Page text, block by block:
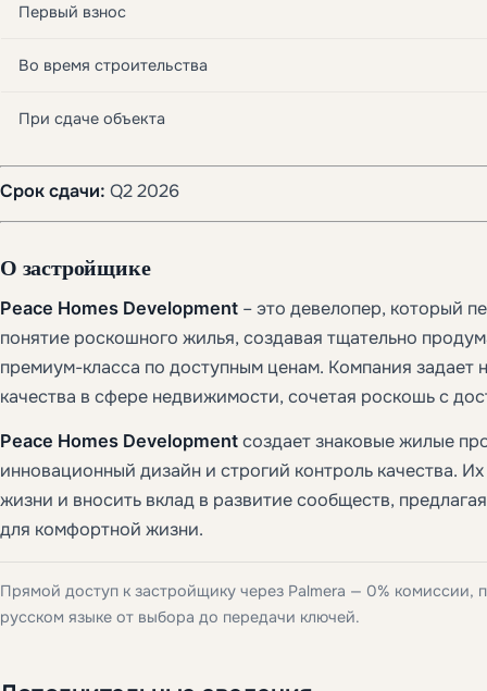
Первый взнос
Во время строительства
При сдаче объекта
Срок сдачи: Q2 2026
О застройщике
Peace Homes Development – это девелопер, который
понятие роскошного жилья, создавая тщательно
премиум-класса по доступным ценам. Компания задает
качества в сфере недвижимости, сочетая роскошь с
Peace Homes Development создает знаковые жилые
инновационный дизайн и строгий контроль качества.
жизни и вносить вклад в развитие сообществ,
для комфортной жизни.
Прямой доступ к застройщику через Palmera — 0% комиссии,
русском языке от выбора до передачи ключей.